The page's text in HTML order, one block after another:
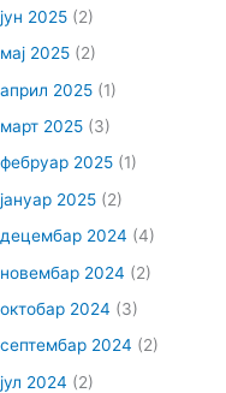
јун 2025 (2)
мај 2025 (2)
април 2025 (1)
март 2025 (3)
фебруар 2025 (1)
јануар 2025 (2)
децембар 2024 (4)
новембар 2024 (2)
октобар 2024 (3)
септембар 2024 (2)
јул 2024 (2)